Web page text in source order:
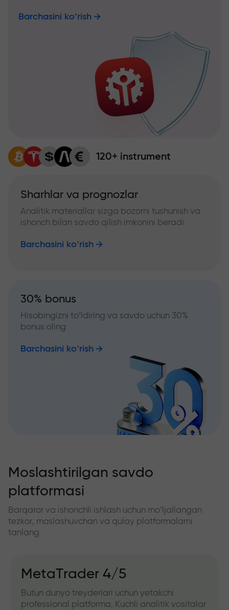
Barchasini ko‘rish
120+ instrument
Sharhlar va prognozlar
Analitik materiallar sizga bozorni tushunish va
ishonch bilan savdo qilish imkonini beradi
Barchasini ko‘rish
30% bonus
Hisobingizni to‘ldiring va savdo uchun 30%
bonus oling
Barchasini ko‘rish
Moslashtirilgan savdo
platformasi
Barqaror va ishonchli ishlash uchun mo‘ljallangan
tezkor, moslashuvchan va qulay platformalarni
tanlang
MetaTrader 4/5
Butun dunyo treyderlari uchun yetakchi
professional platforma. Kuchli analitik vositalar